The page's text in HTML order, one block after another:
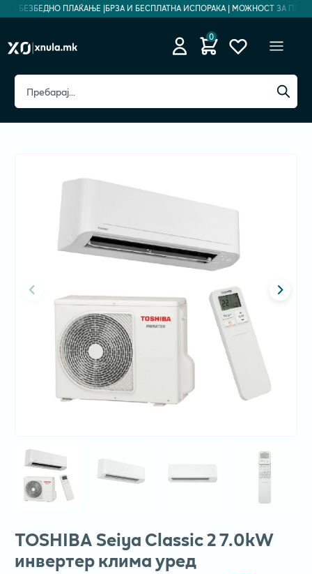
| БЕЗБЕДНО ПЛАЌАЊЕ |БРЗА И БЕСПЛАТНА ИСПОРАКА | МОЖНОСТ ЗА
0
TOSHIBA Seiya Classic 2 7.0kW
инвертер клима уред